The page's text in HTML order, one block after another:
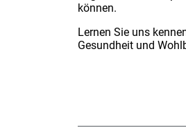
können.
Lernen Sie uns
Gesundheit und